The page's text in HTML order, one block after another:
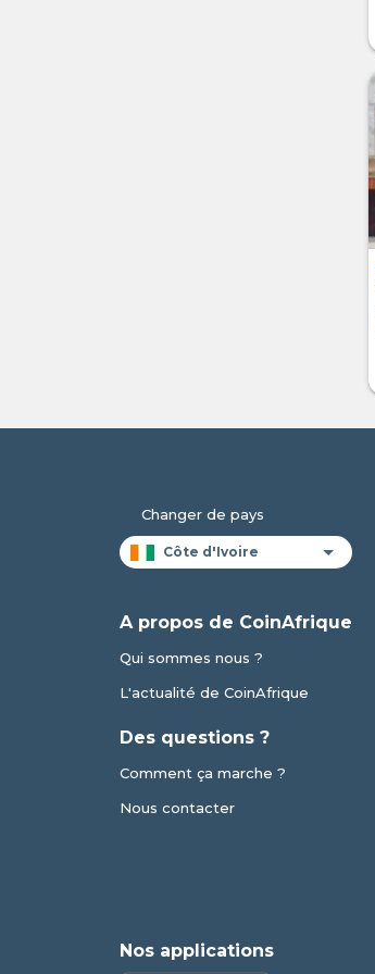
Changer de pays
A propos de CoinAfrique
Qui sommes nous ?
L'actualité de CoinAfrique
Des questions ?
Comment ça marche ?
Nous contacter
Nos applications